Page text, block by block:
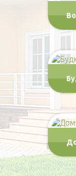
Домики для кошек
Малые
Садовая мебель
Оголовки для
О компании
Наши технологии
Дополнительные
Фотогаларея
Кредит